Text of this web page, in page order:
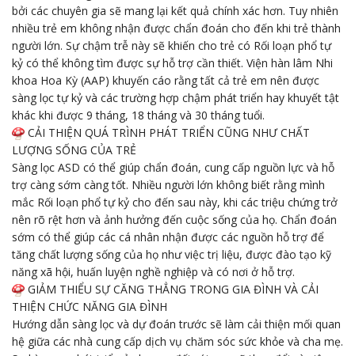
bởi các chuyên gia sẽ mang lại kết quả chính xác hơn. Tuy nhiên
nhiều trẻ em không nhận được chẩn đoán cho đến khi trẻ thành
người lớn. Sự chậm trễ này sẽ khiến cho trẻ có Rối loạn phổ tự
kỷ có thể không tìm được sự hỗ trợ cần thiết. Viện hàn lâm Nhi
khoa Hoa Kỳ (AAP) khuyến cáo rằng tất cả trẻ em nên được
sàng lọc tự kỷ và các trường hợp chậm phát triển hay khuyết tật
khác khi được 9 tháng, 18 tháng và 30 tháng tuổi.
CẢI THIỆN QUÁ TRÌNH PHÁT TRIỂN CŨNG NHƯ CHẤT
LƯỢNG SỐNG CỦA TRẺ
Sàng lọc ASD có thể giúp chẩn đoán, cung cấp nguồn lực và hỗ
trợ càng sớm càng tốt. Nhiều người lớn không biết rằng mình
mắc Rối loạn phổ tự kỷ cho đến sau này, khi các triệu chứng trở
nên rõ rệt hơn và ảnh hưởng đến cuộc sống của họ. Chẩn đoán
sớm có thể giúp các cá nhân nhận được các nguồn hỗ trợ để
tăng chất lượng sống của họ như việc trị liệu, được đào tạo kỹ
năng xã hội, huấn luyện nghề nghiệp và có nơi ở hỗ trợ.
GIẢM THIỂU SỰ CĂNG THẲNG TRONG GIA ĐÌNH VÀ CẢI
THIỆN CHỨC NĂNG GIA ĐÌNH
Hướng dẫn sàng lọc và dự đoán trước sẽ làm cải thiện mối quan
hệ giữa các nhà cung cấp dịch vụ chăm sóc sức khỏe và cha mẹ.